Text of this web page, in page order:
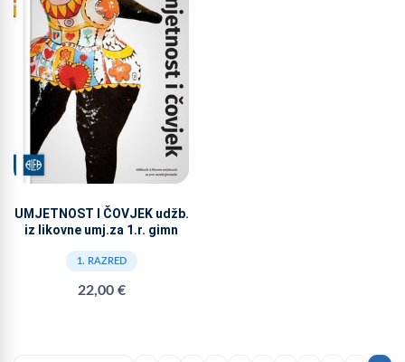
UMJETNOST I ČOVJEK udžb.
iz likovne umj.za 1.r. gimn
1. RAZRED
22,00 €